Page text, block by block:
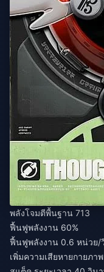
พลังโจมตีพื้นฐาน 713
ฟื้นฟูพลังงาน 60%
ฟื้นฟูพลังงาน 0.6 หน่วย/
เพิ่มความเสียหายกายภา